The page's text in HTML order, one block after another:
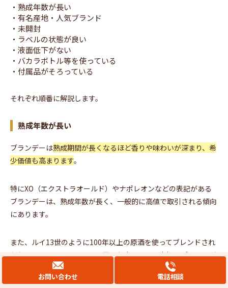
・熟成年数が長い
・有名産地・人気ブランド
・未開封
・ラベルの状態が良い
・液面低下がない
・バカラボトル等を使っている
・付属品がそろっている
それぞれ順番に解説します。
熟成年数が長い
ブランデーは熟成期間が長くなるほど香りや味わいが深まり、希
少価値も高まります。
特にXO（エクストラオールド）やナポレオンなどの表記がある
ブランデーは、熟成年数が長く、一般的に高値で取引される傾向
にあります。
また、ルイ13世のように100年以上の原酒を使ってブレンドされ
たものは、コレクターからの需要も高く、買取市場でプレミアが
付くことも少なくありません。
お問い合わせ 電話相談